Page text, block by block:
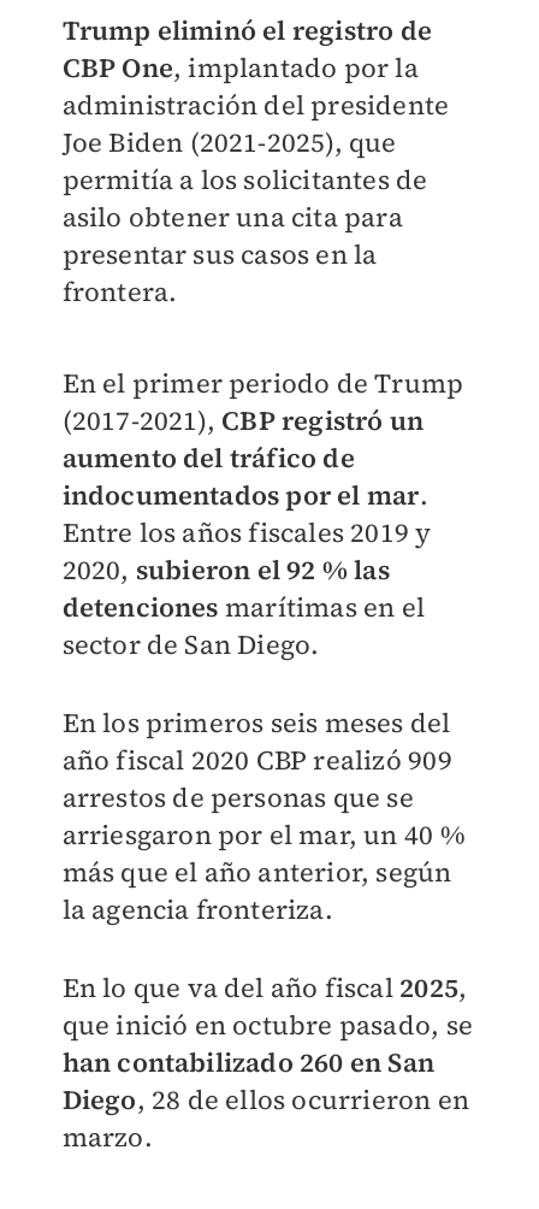
Trump eliminó el registro de
CBP One, implantado por la
administración del presidente
Joe Biden (2021-2025), que
permitía a los solicitantes de
asilo obtener una cita para
presentar sus casos en la
frontera.
En el primer periodo de Trump
(2017-2021), CBP registró un
aumento del tráfico de
indocumentados por el mar.
Entre los años fiscales 2019 y
2020, subieron el 92 % las
detenciones marítimas en el
sector de San Diego.
En los primeros seis meses del
año fiscal 2020 CBP realizó 909
arrestos de personas que se
arriesgaron por el mar, un 40 %
más que el año anterior, según
la agencia fronteriza.
En lo que va del año fiscal 2025,
que inició en octubre pasado, se
han contabilizado 260 en San
Diego, 28 de ellos ocurrieron en
marzo.